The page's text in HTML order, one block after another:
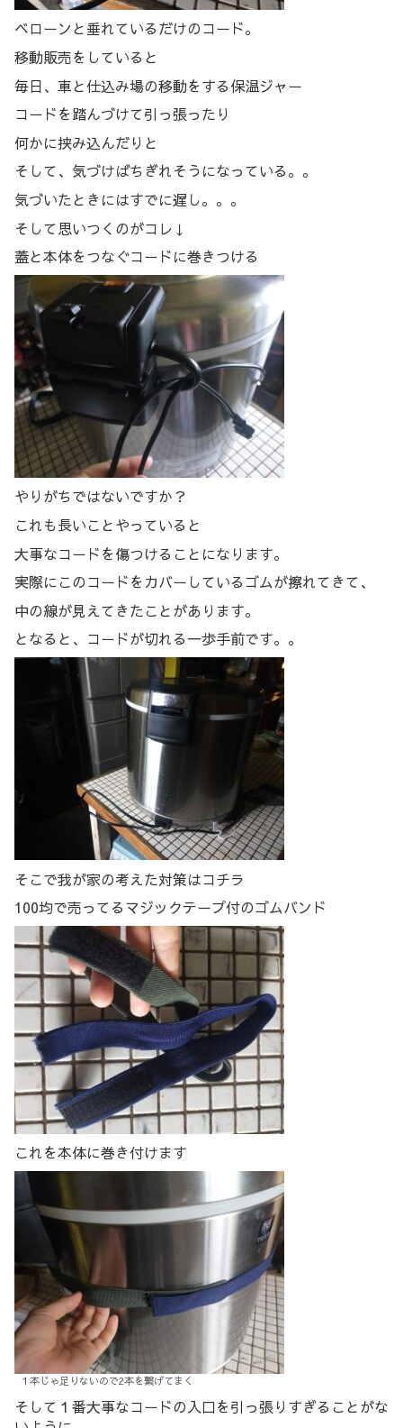
ベローンと垂れているだけのコード。
移動販売をしていると
毎日、車と仕込み場の移動をする保温ジャー
コードを踏んづけて引っ張ったり
何かに挟み込んだりと
そして、気づけばちぎれそうになっている。。
気づいたときにはすでに遅し。。。
そして思いつくのがコレ↓
蓋と本体をつなぐコードに巻きつける
やりがちではないですか？
これも長いことやっていると
大事なコードを傷つけることになります。
実際にこのコードをカバーしているゴムが擦れてきて、
中の線が見えてきたことがあります。
となると、コードが切れる一歩手前です。。
そこで我が家の考えた対策はコチラ
100均で売ってるマジックテープ付のゴムバンド
これを本体に巻き付けます
１本じゃ足りないので2本を繋げてまく
そして１番大事なコードの入口を引っ張りすぎることがな